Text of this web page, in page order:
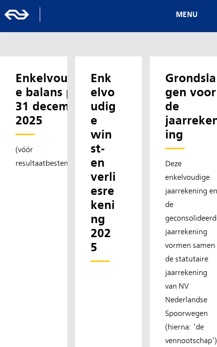
MENU
Enkelvoudig
e balans per
31 december
2025
(vóór
resultaatbestemming)
Enk
elvo
udig
e
win
st-
en
verli
esre
keni
ng
202
5
Grondsla
gen voor
de
ing
Deze
enkelvoudige
jaarrekening
de
jaarrekening
vormen samen
de statutaire
jaarrekening
van NV
Nederlandse
Spoorwegen
(hierna: 'de